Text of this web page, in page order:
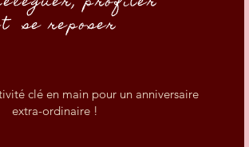
se reposer
clé en main pour un anniversaire
extra-ordinaire !